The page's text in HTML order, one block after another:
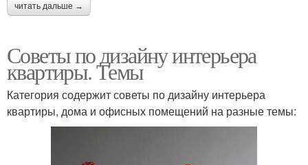
читать дальше →
Советы по дизайну интерьера
квартиры. Темы
Категория содержит советы по дизайну интерьера
квартиры, дома и офисных помещений на разные темы: